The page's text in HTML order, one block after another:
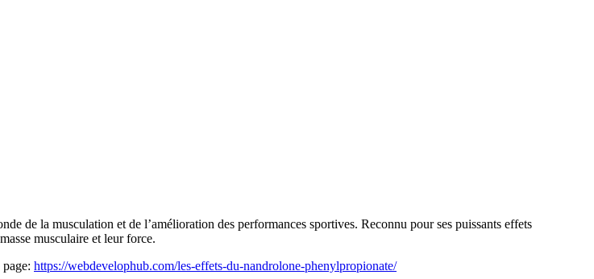
de la musculation et de l’amélioration des performances sportives. Reconnu pour ses puissants effets
musculaire et leur force.
https://webdevelophub.com/les-effets-du-nandrolone-phenylpropionate/